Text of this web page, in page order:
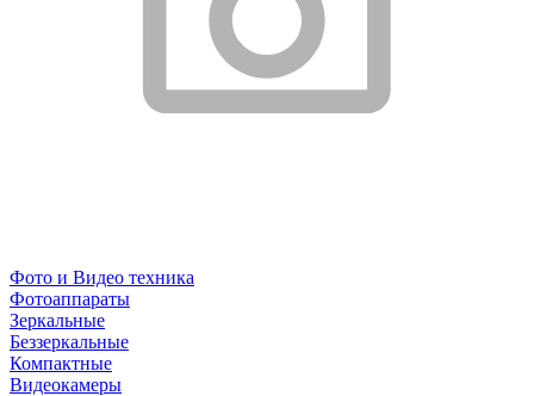
Фото и Видео техника
Фотоаппараты
Зеркальные
Беззеркальные
Компактные
Видеокамеры